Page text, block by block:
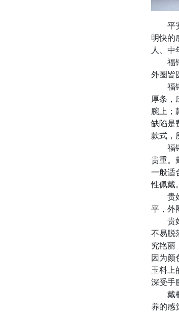
平安
明快的
人、中
福镯(
外圈皆
福镯
厚条，
腕上；
缺陷是
款式，
福镯
贵重。
一般适
性佩戴。
贵妃
平，外
贵妃
不易脱
究艳丽
因为颜
玉料上
深受手
戴椭
养的感